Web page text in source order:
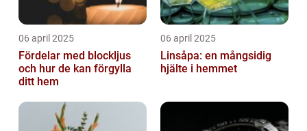
06 april 2025
Fördelar med blockljus
och hur de kan förgylla
ditt hem
06 april 2025
Linsåpa: en mångsidig
hjälte i hemmet